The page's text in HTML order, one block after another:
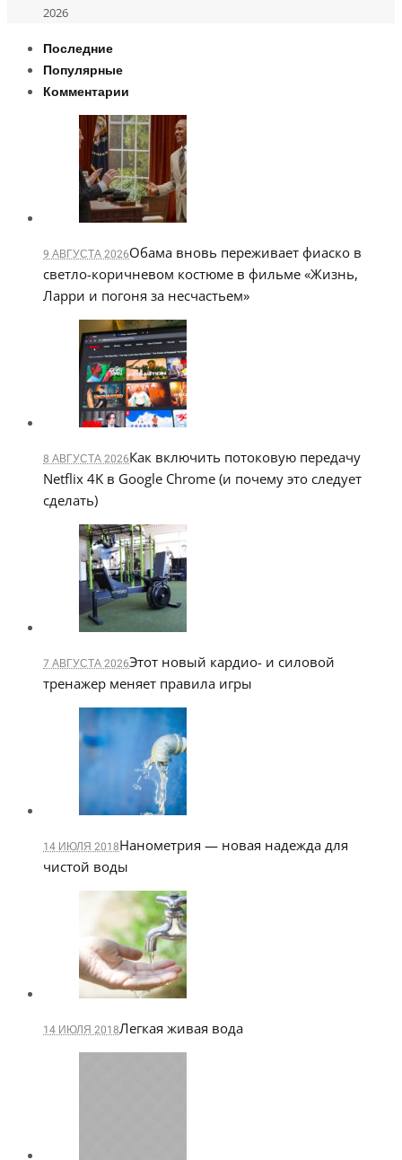
2026
Последние
Популярные
Комментарии
9 АВГУСТА 2026Обама вновь переживает фиаско в
светло-коричневом костюме в фильме «Жизнь,
Ларри и погоня за несчастьем»
8 АВГУСТА 2026Как включить потоковую передачу
Netflix 4K в Google Chrome (и почему это следует
сделать)
7 АВГУСТА 2026Этот новый кардио- и силовой
тренажер меняет правила игры
14 ИЮЛЯ 2018Нанометрия — новая надежда для
чистой воды
14 ИЮЛЯ 2018Легкая живая вода